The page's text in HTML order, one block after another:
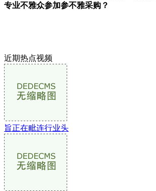
专业不雅众参加参不雅采购？
近期热点视频
旨正在毗连行业头